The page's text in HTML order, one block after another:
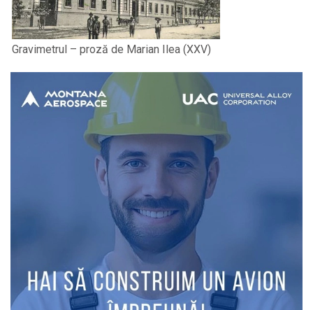
Gravimetrul – proză de Marian Ilea (XXV)